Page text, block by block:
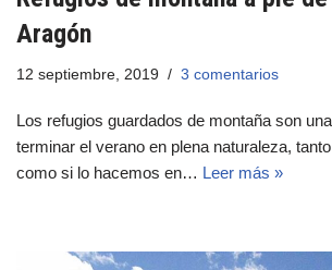
Aragón
12 septiembre, 2019 3 comentarios
Los refugios guardados de montaña son
terminar el verano en plena naturaleza,
como si lo hacemos en… Leer más »